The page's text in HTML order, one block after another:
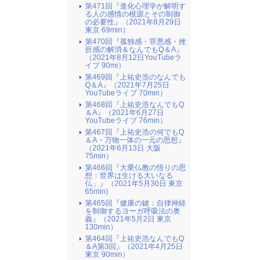
第471回『進化心理学が解明す
る人の感情の根源とその制御
の必要性』（2021年8月29日
東京 69min）
第470回『孤独感・罪悪感・挫
折感の解消＆なんでもQ＆A』
（2021年8月12日YouTubeラ
イブ 90mi）
第469回『上祐史浩のなんでも
Q＆A』（2021年7月25日
YouTubeライブ 70min）
第468回『上祐史浩なんでもQ
＆A』（2021年6月27日
YouTubeライブ 76min）
第467回『上祐史浩の何でもQ
＆A・万物一体の一元の思想』
（2021年6月13日 大阪
75min）
第466回『大乗仏教の悟りの思
想：世界は生ける大いなる
仏」』（2021年5月30日 東京
65min)
第465回『健康の鍵：自律神経
を制御するヨーガ呼吸法の奥
義』（2021年5月2日 東京
130min）
第464回『上祐史浩なんでもQ
＆A第3回』（2021年4月25日
東京 90min）